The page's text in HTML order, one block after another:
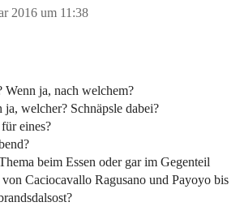
2016 um 11:38
Wenn ja, nach welchem?
welcher? Schnäpsle dabei?
eines?
beim Essen oder gar im Gegenteil
Caciocavallo Ragusano und Payoyo bis